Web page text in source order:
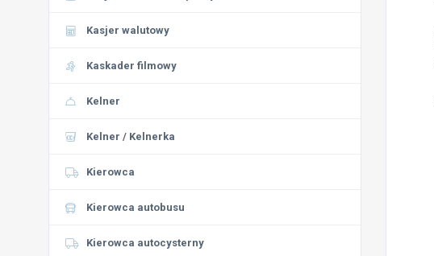
Kasjer walutowy
Kaskader filmowy
Kelner
Kelner / Kelnerka
Kierowca
Kierowca autobusu
Kierowca autocysterny